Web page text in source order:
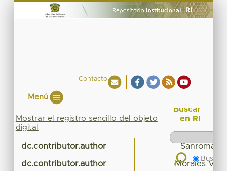
Contacto
Menú
Mostrar el registro sencillo del objeto
digital
dc.contributor.author Sanromán
dc.contributor.author Morales
Buscar
en RI
Buscar